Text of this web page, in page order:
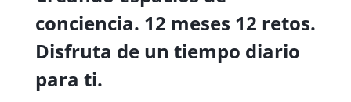
conciencia. 12 meses 12 retos.
Disfruta de un tiempo diario
para ti.